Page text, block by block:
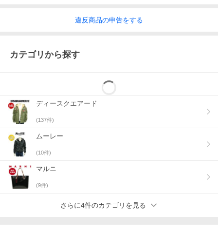
当店で表記しているサイズは、全てスタッフが平置きの状態で測
った実寸値になります。
【素材】
[表地]
[別布部分]
ナイロン : 100％
[リブ部分]
ポリエステル : 90％
ナイロン : 6％
ポリウレタン : 4％
[皮革部分]
牛革
ポリエステル : 100％
違反商品の申告をする
カテゴリから探す
ディースクエアード
(137件)
ムーレー
(10件)
マルニ
(9件)
さらに4件のカテゴリを見る